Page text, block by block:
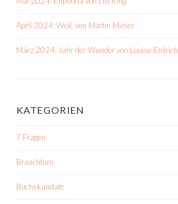
April 2024: Weil. von Martin Muser
März 2024: Jahr der Wunder von Louise Erdrich
KATEGORIEN
7 Fragen
Brauchtum
Buchskandale